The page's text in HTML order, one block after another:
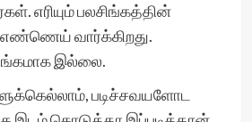
எரியும் பலசிங்கத்தின்
எண்ணெய் வார்க்கிறது.
இல்லை.
படிச்சவயளோட